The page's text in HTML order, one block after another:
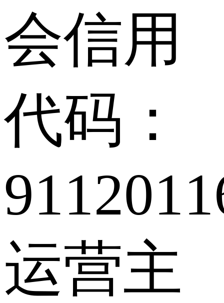
会信用
代码：
运营主